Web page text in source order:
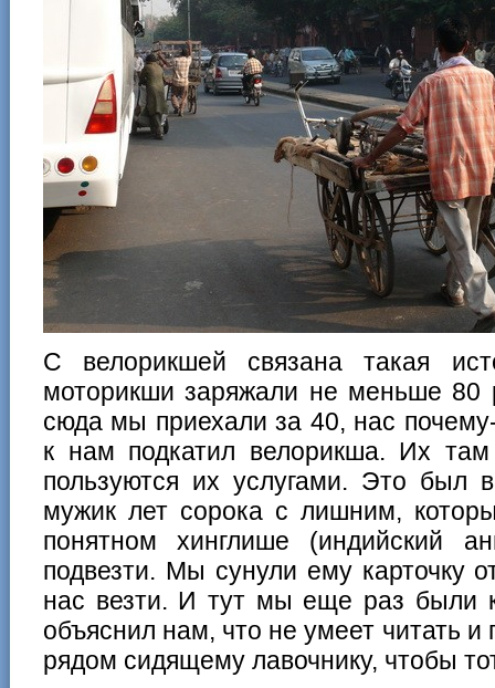
С велорикшей связана такая
моторикши заряжали не меньше 80
сюда мы приехали за 40, нас
к нам подкатил велорикша. Их
пользуются их услугами. Это был
мужик лет сорока с лишним,
понятном хинглише (индийский
подвезти. Мы сунули ему карточку
нас везти. И тут мы еще раз были
объяснил нам, что не умеет читать и
рядом сидящему лавочнику, чтобы